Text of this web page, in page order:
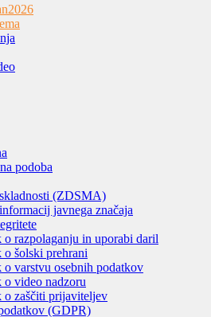
2026
podoba
(ZDSMA)
javnega značaja
razpolaganju in uporabi daril
šolski prehrani
varstvu osebnih podatkov
video nadzoru
o zaščiti prijaviteljev
(GDPR)